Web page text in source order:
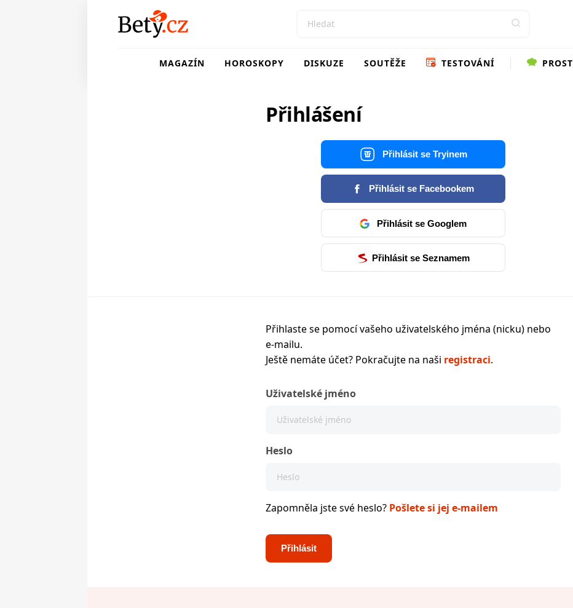
MAGAZÍN HOROSKOPY DISKUZE SOUTĚŽE TESTOVÁNÍ
Přihlášení
Přihlásit se Tryinem
Přihlásit se Facebookem
Přihlásit se Googlem
Přihlásit se Seznamem
Přihlaste se pomocí vašeho uživatelského jména (nicku) nebo
e-mailu.
Ještě nemáte účet? Pokračujte na naši registraci.
Uživatelské jméno
Heslo
Zapomněla jste své heslo? Pošlete si jej e-mailem